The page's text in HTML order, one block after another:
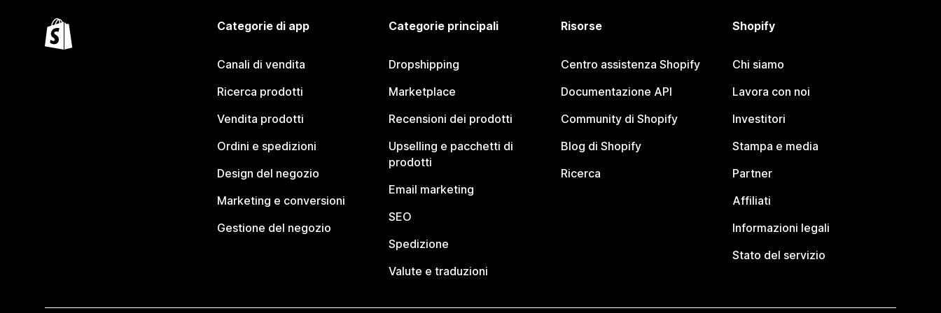
Categorie di app
Canali di vendita
Ricerca prodotti
Vendita prodotti
Ordini e spedizioni
Design del negozio
Marketing e conversioni
Gestione del negozio
Categorie principali
Dropshipping
Marketplace
Recensioni dei prodotti
Upselling e pacchetti di
prodotti
Email marketing
SEO
Spedizione
Valute e traduzioni
Risorse
Centro assistenza Shopify
Documentazione API
Community di Shopify
Blog di Shopify
Ricerca
Shopify
Chi siamo
Lavora con noi
Investitori
Stampa e media
Partner
Affiliati
Informazioni legali
Stato del servizio